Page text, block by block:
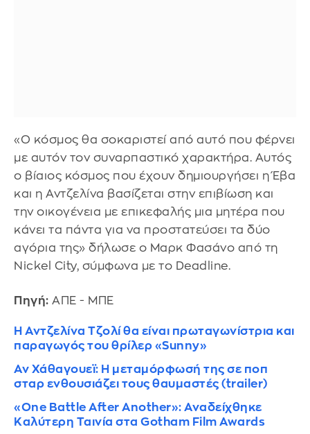
«Ο κόσμος θα σοκαριστεί από αυτό που φέρνει
με αυτόν τον συναρπαστικό χαρακτήρα. Αυτός
ο βίαιος κόσμος που έχουν δημιουργήσει η Έβα
και η Αντζελίνα βασίζεται στην επιβίωση και
την οικογένεια με επικεφαλής μια μητέρα που
κάνει τα πάντα για να προστατεύσει τα δύο
αγόρια της» δήλωσε ο Μαρκ Φασάνο από τη
Nickel City, σύμφωνα με το Deadline.
Πηγή: ΑΠΕ - ΜΠΕ
Η Αντζελίνα Τζολί θα είναι πρωταγωνίστρια και
παραγωγός του θρίλερ «Sunny»
Αν Χάθαγουεϊ: Η μεταμόρφωσή της σε ποπ
σταρ ενθουσιάζει τους θαυμαστές (trailer)
«One Battle After Another»: Αναδείχθηκε
Καλύτερη Ταινία στα Gotham Film Awards